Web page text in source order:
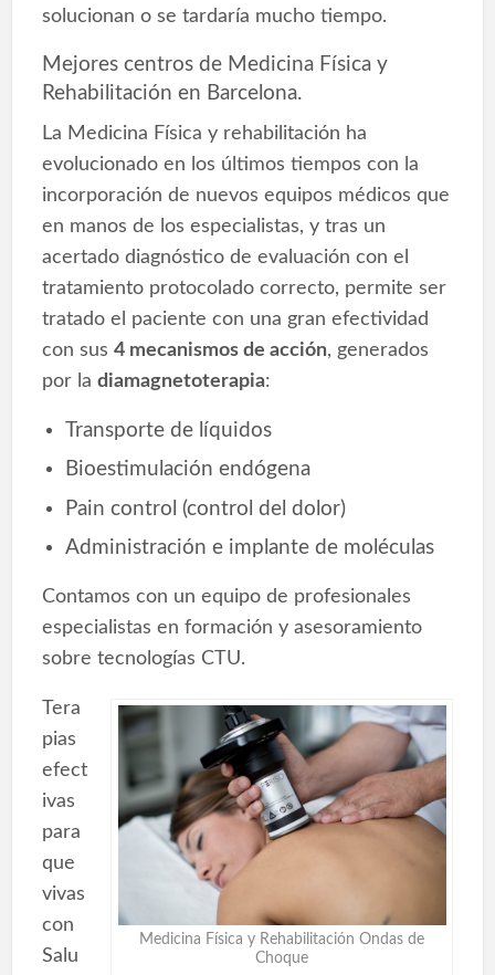
solucionan o se tardaría mucho tiempo.
Mejores centros de Medicina Física y
Rehabilitación en Barcelona.
La Medicina Física y rehabilitación ha
evolucionado en los últimos tiempos con la
incorporación de nuevos equipos médicos que
en manos de los especialistas, y tras un
acertado diagnóstico de evaluación con el
tratamiento protocolado correcto, permite ser
tratado el paciente con una gran efectividad
con sus 4 mecanismos de acción, generados
por la diamagnetoterapia:
Transporte de líquidos
Bioestimulación endógena
Pain control (control del dolor)
Administración e implante de moléculas
Contamos con un equipo de profesionales
especialistas en formación y asesoramiento
sobre tecnologías CTU.
Medicina Física y Rehabilitación Ondas de
Choque
Tera
pias
efect
ivas
para
que
vivas
con
Salu